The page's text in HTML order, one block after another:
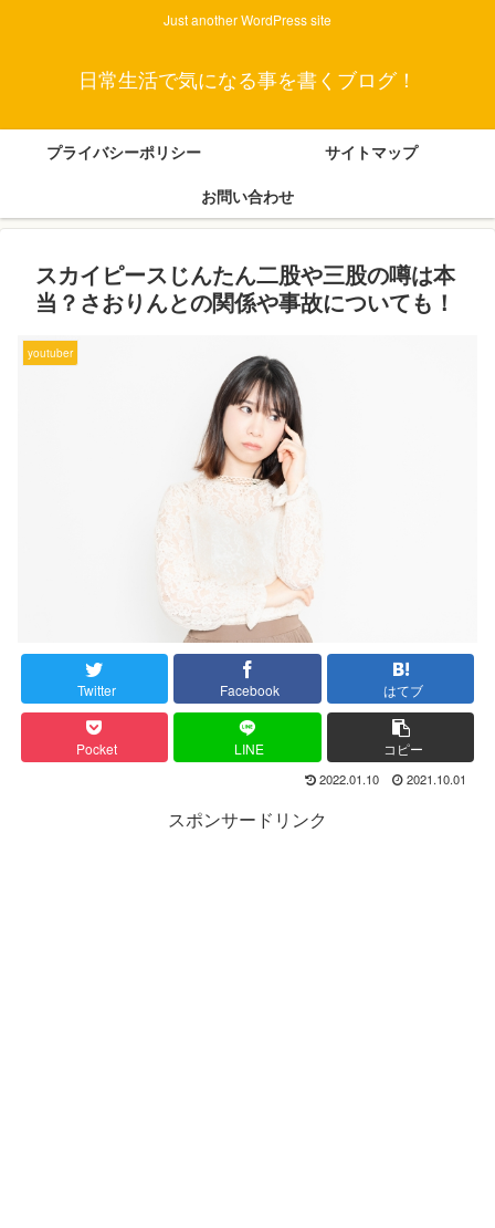
Just another WordPress site
日常生活で気になる事を書くブログ！
プライバシーポリシー
サイトマップ
お問い合わせ
スカイピースじんたん二股や三股の噂は本
当？さおりんとの関係や事故についても！
youtuber
Twitter Facebook はてブ
Pocket LINE コピー
2022.01.10 2021.10.01
スポンサードリンク